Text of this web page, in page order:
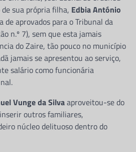
sua própria filha, Edbia António
de aprovados para o Tribunal da
n.º 7), sem que esta jamais
do Zaire, tão pouco no município
jamais se apresentou ao serviço,
salário como funcionária
Vunge da Silvaaproveitou-se do
outros familiares,
núcleo delituoso dentro do